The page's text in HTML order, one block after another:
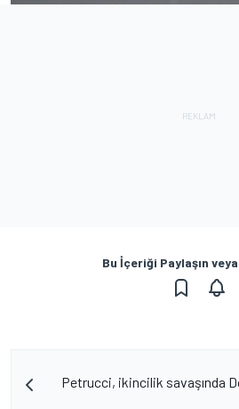
Bu İçeriği Paylaşın
Petrucci, ikincilik savaşında